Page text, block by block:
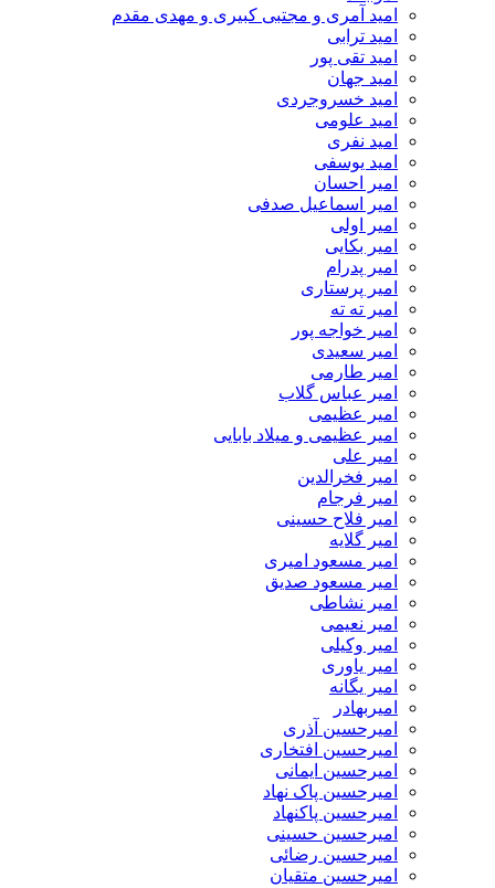
امید آمری و مجتبی کبیری و مهدى مقدم
امید ترابی
امید تقی پور
امید جهان
امید خسروجردی
امید علومی
امید نفری
امید یوسفی
امیر احسان
امیر اسماعیل صدفی
امیر اولی
امیر بکایی
امیر پدرام
امیر پرستاری
امیر ته ته
امیر خواجه پور
امیر سعیدی
امیر طارمی
امیر عباس گلاب
امیر عظیمی
امیر عظیمی و میلاد بابایی
امیر علی
امیر فخرالدین
امیر فرجام
امیر فلاح حسینی
امیر گلایه
امیر مسعود امیری
امیر مسعود صدیق
امیر نشاطی
امیر نعیمی
امیر وکیلی
امیر یاوری
امیر یگانه
امیربهادر
امیرحسین آذری
امیرحسین افتخاری
امیرحسین ایمانی
امیرحسین پاک نهاد
امیرحسین پاکنهاد
امیرحسین حسینی
امیرحسین رضائی
امیرحسین متقیان